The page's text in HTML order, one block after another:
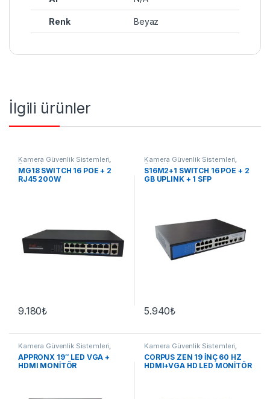
Renk Beyaz
İlgili ürünler
Kamera Güvenlik Sistemleri,
Switchler
MG18 SWITCH 16 POE + 2
RJ45 200W
9.180₺
Kamera Güvenlik Sistemleri,
Switchler
S16M2+1 SWITCH 16 POE + 2
GB UPLINK + 1 SFP
5.940₺
Kamera Güvenlik Sistemleri,
Monitörler
APPRONX 19″ LED VGA +
HDMI MONİTÖR
Kamera Güvenlik Sistemleri,
Monitörler
CORPUS ZEN 19 İNÇ 60 HZ
HDMI+VGA HD LED MONİTÖR